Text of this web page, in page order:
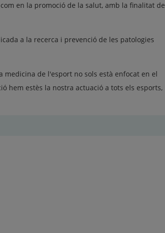
en la promoció de la salut, amb la finalitat de
a la recerca i prevenció de les patologies
de l'esport no sols està enfocat en el
hem estès la nostra actuació a tots els esports,